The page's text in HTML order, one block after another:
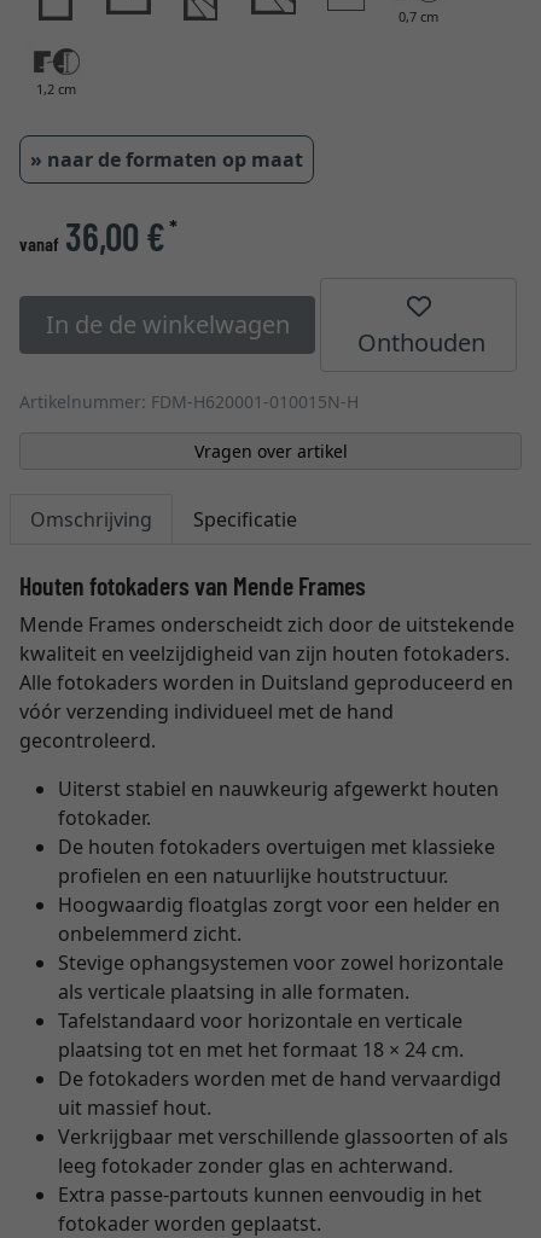
0,7 cm
1,2 cm
» naar de formaten op maat
vanaf 36,00 €*
In de de winkelwagen
Onthouden
Artikelnummer: FDM-H620001-010015N-H
Vragen over artikel
Omschrijving Specificatie
Houten fotokaders van Mende Frames
Mende Frames onderscheidt zich door de uitstekende
kwaliteit en veelzijdigheid van zijn houten fotokaders.
Alle fotokaders worden in Duitsland geproduceerd en
vóór verzending individueel met de hand
gecontroleerd.
Uiterst stabiel en nauwkeurig afgewerkt houten
fotokader.
De houten fotokaders overtuigen met klassieke
profielen en een natuurlijke houtstructuur.
Hoogwaardig floatglas zorgt voor een helder en
onbelemmerd zicht.
Stevige ophangsystemen voor zowel horizontale
als verticale plaatsing in alle formaten.
Tafelstandaard voor horizontale en verticale
plaatsing tot en met het formaat 18 × 24 cm.
De fotokaders worden met de hand vervaardigd
uit massief hout.
Verkrijgbaar met verschillende glassoorten of als
leeg fotokader zonder glas en achterwand.
Extra passe-partouts kunnen eenvoudig in het
fotokader worden geplaatst.